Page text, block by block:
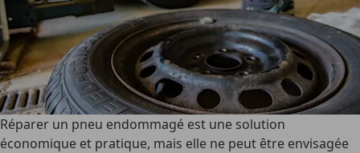
Réparer un pneu endommagé est une solution
économique et pratique, mais elle ne peut être envisagée